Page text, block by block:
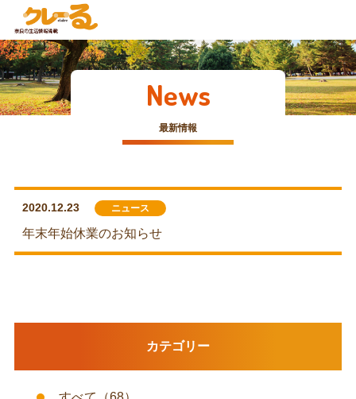
News
最新情報
カテゴリー
2020.12.23 ニュース
年末年始休業のお知らせ